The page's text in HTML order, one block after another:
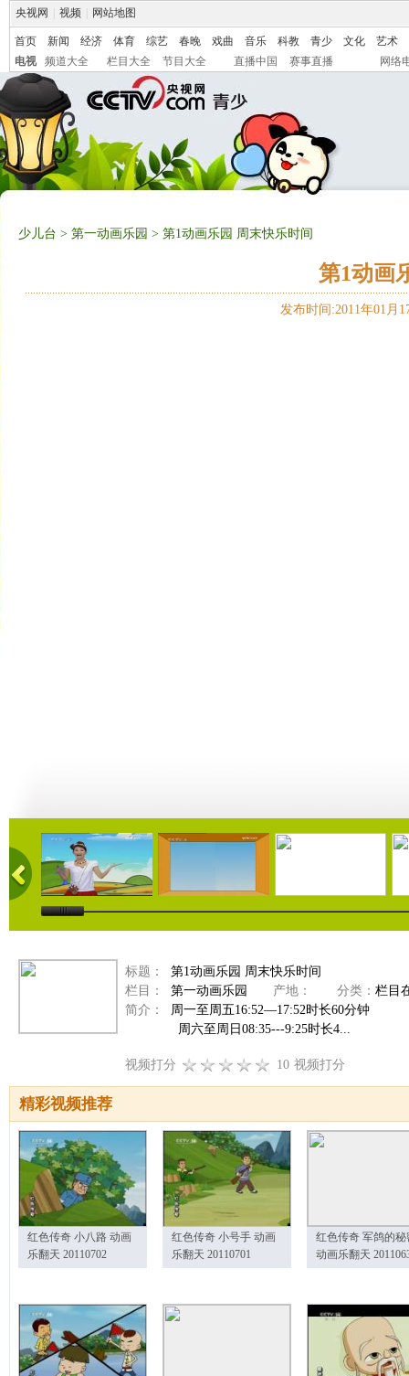
央视网 视频 网站地图
首页 新闻 经济 体育 综艺 春晚 戏曲 音乐 科教 青少 文化
艺术
电视
频道大全 栏目大全 节目大全 直播中国 赛事直播 网络
少儿台 > 第一动画乐园 > 第1动画乐园 周末快乐时间
第1动画
发布时间:2011年01月
29:41 29:10 28:53
标题：
第1动画乐园 周末快乐时间
栏目：
第一动画乐园 产地： 分类： 栏目
简介：
周一至周五16:52—17:52时长60分钟
周六至周日08:35---9:25时长4...
视频打分 10 视频打分
精彩视频推荐
红色传奇 小八路 动画
乐翻天 20110702
红色传奇 小号手 动画
乐翻天 20110701
红色传奇 军鸽的秘
动画乐翻天